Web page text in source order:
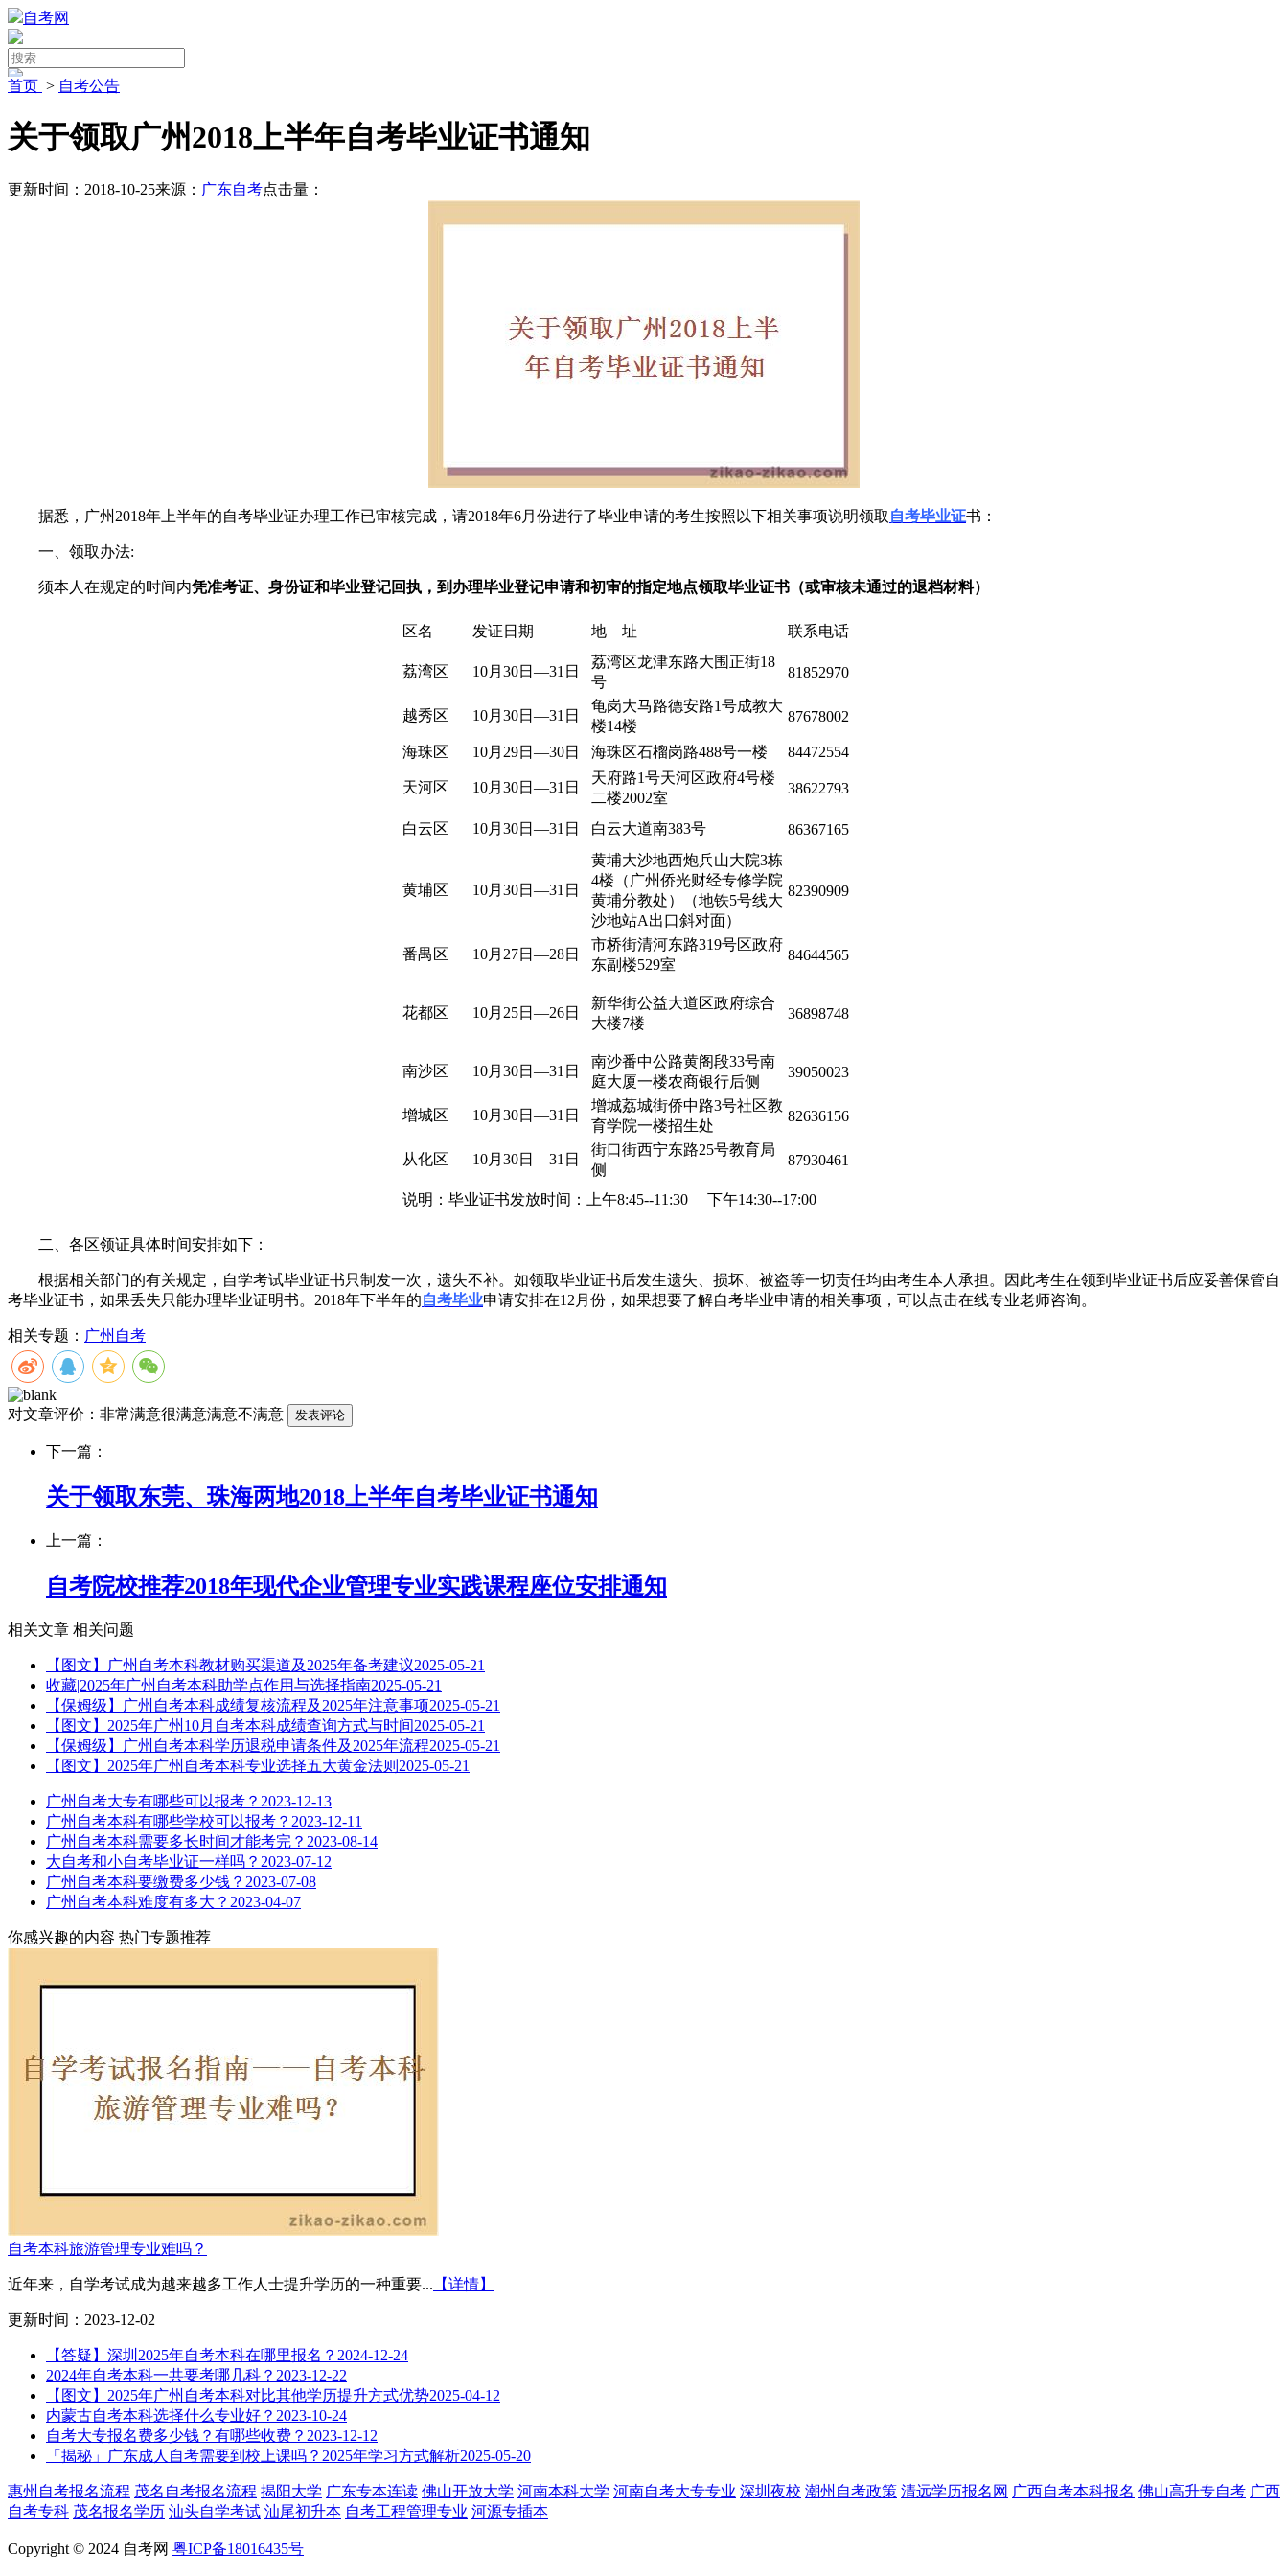
自考网
首页 > 自考公告
关于领取广州2018上半年自考毕业证书通知
更新时间：2018-10-25来源： 广东自考点击量：
据悉，广州2018年上半年的自考毕业证办理工作已审核完成，请2018年6月份进行了毕业申请的考生按照以下相关事项说明领取 自考毕业证书：
一、领取办法:
须本人在规定的时间内凭准考证、身份证和毕业登记回执，到办理毕业登记申请和初审的指定地点领取毕业证书（或审核未通过的退档材料）
区名 发证日期 地 址 联系电话
荔湾区 10月30日—31日
荔湾区龙津东路大围正街18
号
81852970
越秀区 10月30日—31日
龟岗大马路德安路1号成教大
楼14楼
87678002
海珠区 10月29日—30日 海珠区石榴岗路488号一楼 84472554
天河区 10月30日—31日
天府路1号天河区政府4号楼
二楼2002室
38622793
白云区 10月30日—31日 白云大道南383号 86367165
黄埔区 10月30日—31日
黄埔大沙地西炮兵山大院3栋
4楼（广州侨光财经专修学院
黄埔分教处）（地铁5号线大
沙地站A出口斜对面）
82390909
番禺区 10月27日—28日
市桥街清河东路319号区政府
东副楼529室
84644565
花都区 10月25日—26日
新华街公益大道区政府综合
大楼7楼
36898748
南沙区 10月30日—31日
南沙番中公路黄阁段33号南
庭大厦一楼农商银行后侧
39050023
增城区 10月30日—31日
增城荔城街侨中路3号社区教
育学院一楼招生处
82636156
从化区 10月30日—31日
街口街西宁东路25号教育局
侧
87930461
说明：毕业证书发放时间：上午8:45--11:30 下午14:30--17:00
二、各区领证具体时间安排如下：
根据相关部门的有关规定，自学考试毕业证书只制发一次，遗失不补。如领取毕业证书后发生遗失、损坏、被盗等一切责任均由考生本人承担。因此考生在领到毕业证书后应妥善保管自
考毕业证书，如果丢失只能办理毕业证明书。2018年下半年的自考毕业申请安排在12月份，如果想要了解自考毕业申请的相关事项，可以点击在线专业老师咨询。
相关专题： 广州自考
对文章评价： 非常满意很满意满意不满意
下一篇：
关于领取东莞、珠海两地2018上半年自考毕业证书通知
上一篇：
自考院校推荐2018年现代企业管理专业实践课程座位安排通知
相关文章 相关问题
【图文】广州自考本科教材购买渠道及2025年备考建议2025-05-21
收藏|2025年广州自考本科助学点作用与选择指南2025-05-21
【保姆级】广州自考本科成绩复核流程及2025年注意事项2025-05-21
【图文】2025年广州10月自考本科成绩查询方式与时间2025-05-21
【保姆级】广州自考本科学历退税申请条件及2025年流程2025-05-21
【图文】2025年广州自考本科专业选择五大黄金法则 2025-05-21
广州自考大专有哪些可以报考？ 2023-12-13
广州自考本科有哪些学校可以报考？ 2023-12-11
广州自考本科需要多长时间才能考完？ 2023-08-14
大自考和小自考毕业证一样吗？ 2023-07-12
广州自考本科要缴费多少钱？ 2023-07-08
广州自考本科难度有多大？ 2023-04-07
你感兴趣的内容 热门专题推荐
自考本科旅游管理专业难吗？
近年来，自学考试成为越来越多工作人士提升学历的一种重要... 【详情】
更新时间：2023-12-02
【答疑】深圳2025年自考本科在哪里报名？ 2024-12-24
2024年自考本科一共要考哪几科？ 2023-12-22
【图文】2025年广州自考本科对比其他学历提升方式优势2025-04-12
内蒙古自考本科选择什么专业好？ 2023-10-24
自考大专报名费多少钱？有哪些收费？ 2023-12-12
「揭秘」广东成人自考需要到校上课吗？2025年学习方式解析2025-05-20
惠州自考报名流程 茂名自考报名流程 揭阳大学 广东专本连读 佛山开放大学 河南本科大学 河南自考大专专业 深圳夜校 潮州自考政策 清远学历报名网 广西自考本科报名 佛山高升专自考 广西
自考专科 茂名报名学历 汕头自学考试 汕尾初升本 自考工程管理专业 河源专插本
Copyright © 2024 自考网 粤ICP备18016435号